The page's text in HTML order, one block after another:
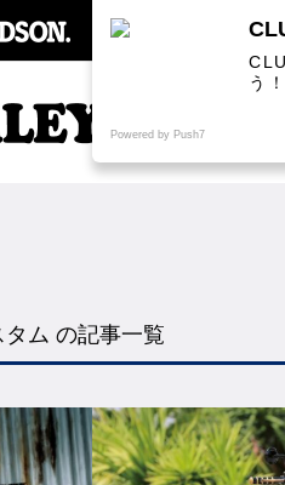
SPECIALCOLUMN
タム の記事一覧
う！
Powered by Push7